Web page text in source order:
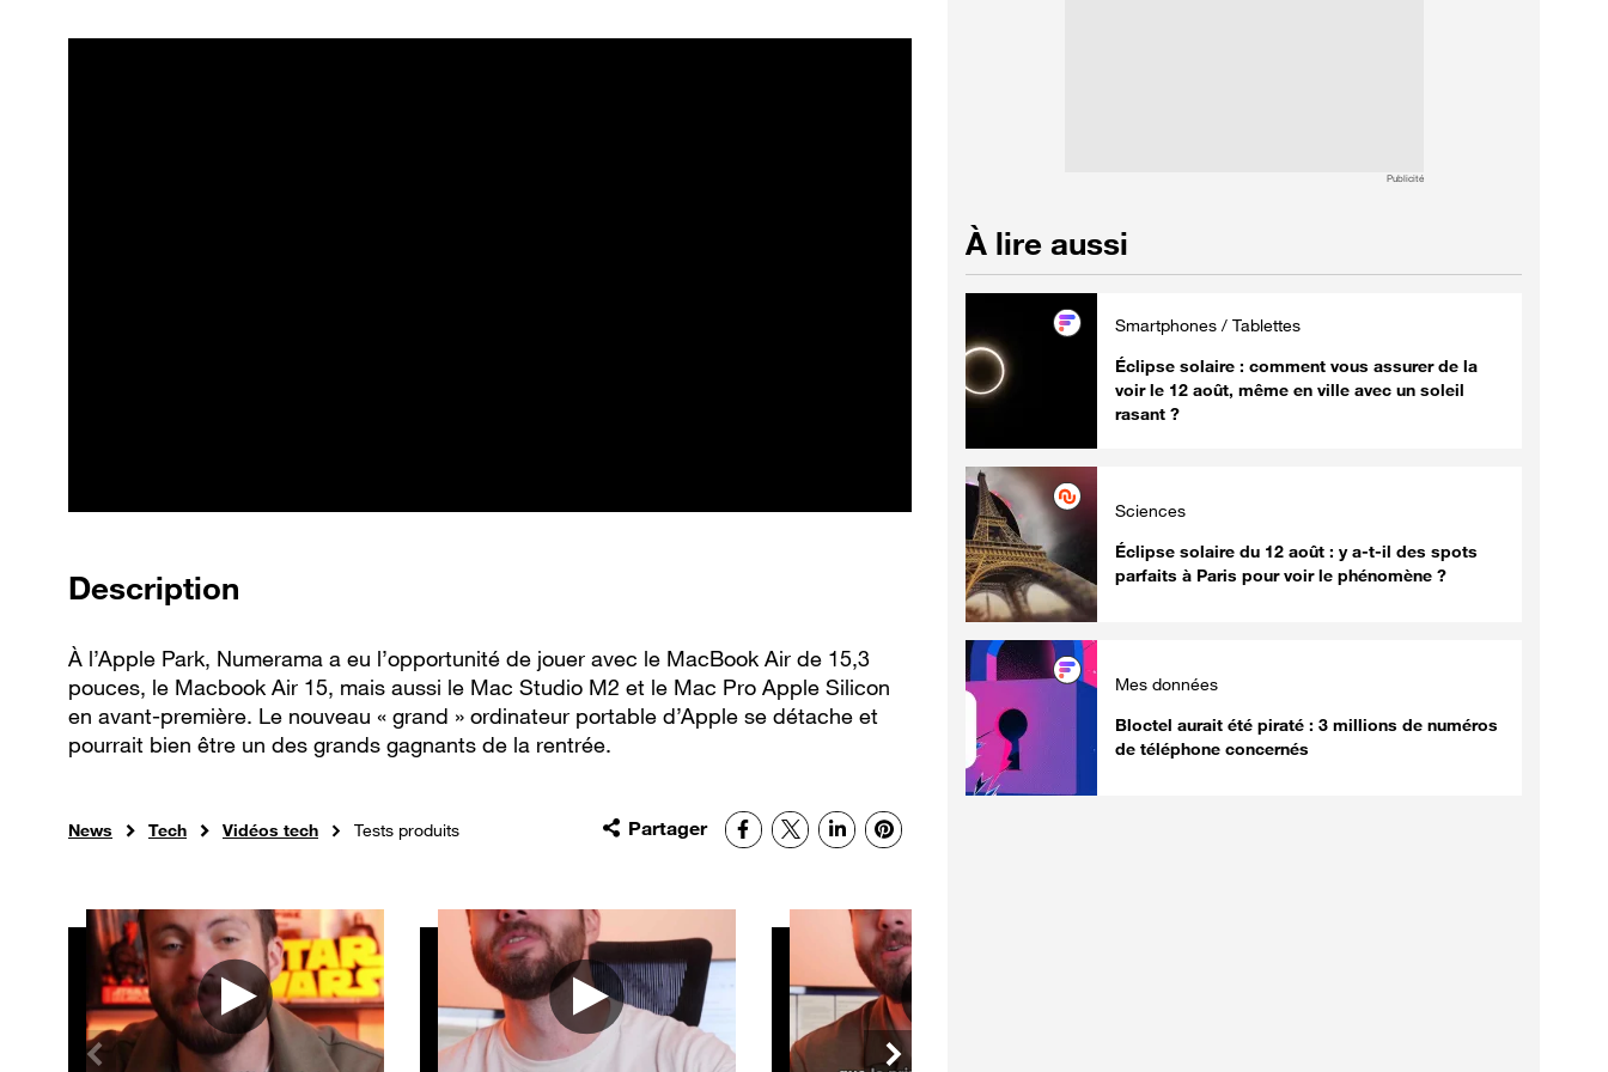
Description
À l’Apple Park, Numerama a eu l’opportunité de jouer avec le MacBook Air de 15,3
pouces, le Macbook Air 15, mais aussi le Mac Studio M2 et le Mac Pro Apple Silicon
en avant-première. Le nouveau « grand » ordinateur portable d’Apple se détache et
pourrait bien être un des grands gagnants de la rentrée.
News Tech Vidéos tech Tests produits Partager Facebook
X LinkedInPinterest
Autres vidéos
Publicité
À lire aussi
Smartphones / Tablettes
Éclipse solaire : comment vous assurer de la
voir le 12 août, même en ville avec un soleil
rasant ?
Sciences
Éclipse solaire du 12 août : y a-t-il des spots
parfaits à Paris pour voir le phénomène ?
Mes données
Bloctel aurait été piraté : 3 millions de numéros
de téléphone concernés